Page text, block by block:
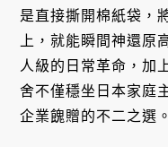
是直接撕開棉紙袋，
上，就能瞬間神還原
人級的日常革命，加
舍不僅穩坐日本家庭
企業餽贈的不二之選。